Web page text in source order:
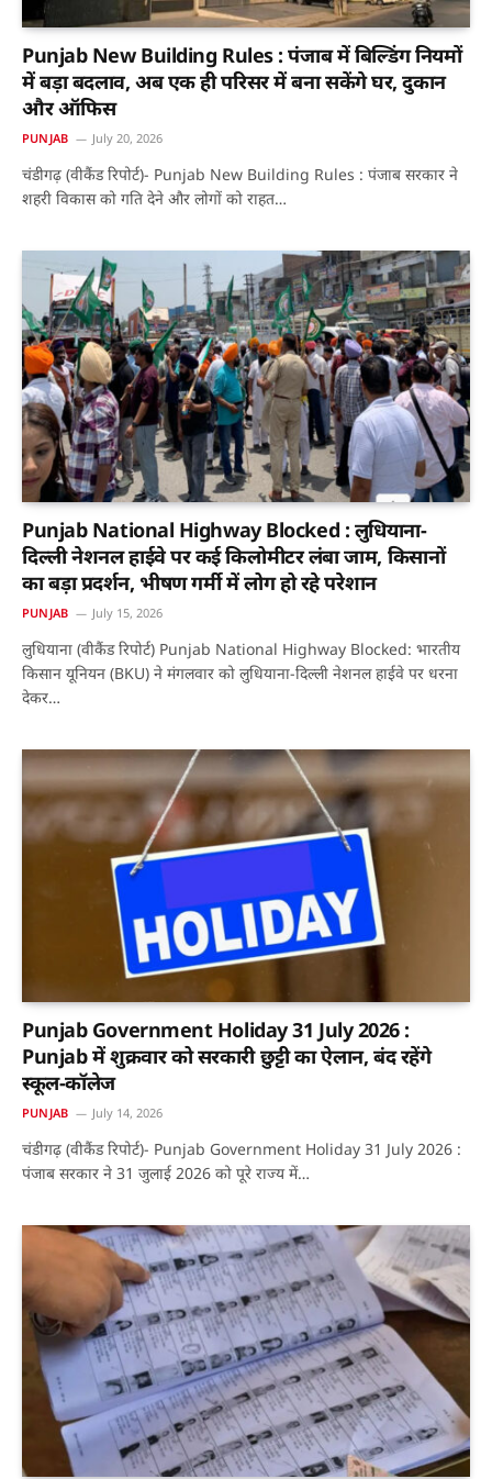
Punjab New Building Rules : पंजाब में बिल्डिंग नियमों
में बड़ा बदलाव, अब एक ही परिसर में बना सकेंगे घर, दुकान
और ऑफिस
PUNJAB July 20, 2026
चंडीगढ़ (वीकैंड रिपोर्ट)- Punjab New Building Rules : पंजाब सरकार ने
शहरी विकास को गति देने और लोगों को राहत…
Punjab National Highway Blocked : लुधियाना-
दिल्ली नेशनल हाईवे पर कई किलोमीटर लंबा जाम, किसानों
का बड़ा प्रदर्शन, भीषण गर्मी में लोग हो रहे परेशान
PUNJAB July 15, 2026
लुधियाना (वीकैंड रिपोर्ट) Punjab National Highway Blocked: भारतीय
किसान यूनियन (BKU) ने मंगलवार को लुधियाना-दिल्ली नेशनल हाईवे पर धरना
देकर…
Punjab Government Holiday 31 July 2026 :
Punjab में शुक्रवार को सरकारी छुट्टी का ऐलान, बंद रहेंगे
स्कूल-कॉलेज
PUNJAB July 14, 2026
चंडीगढ़ (वीकैंड रिपोर्ट)- Punjab Government Holiday 31 July 2026 :
पंजाब सरकार ने 31 जुलाई 2026 को पूरे राज्य में…